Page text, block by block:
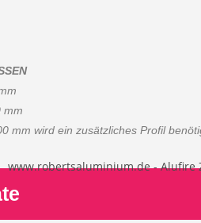
mm
mm wird ein zusätzliches Profil